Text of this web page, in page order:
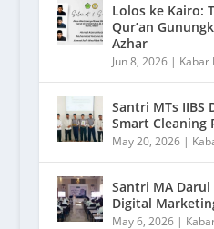
Lolos ke Kairo:
Qur’an
Azhar
Jun 8, 2026| Kabar
Santri MTs IIBS
Smart Cleaning
May 20, 2026|
Santri MA
Digital
May 6, 2026|